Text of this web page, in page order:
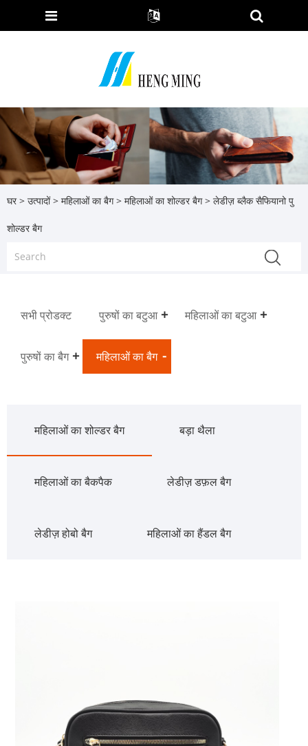
घर > उत्पादों> महिलाओं का बैग> महिलाओं का शोल्डर बैग> लेडीज़ ब्लैक सैफियानो पु
शोल्डर बैग
सभी प्रोडक्ट पुरुषों का बटुआ महिलाओं का बटुआ
पुरुषों का बैग महिलाओं का बैग
महिलाओं का शोल्डर बैग बड़ा थैला
महिलाओं का बैकपैक लेडीज़ डफ़ल बैग
लेडीज़ होबो बैग महिलाओं का हैंडल बैग